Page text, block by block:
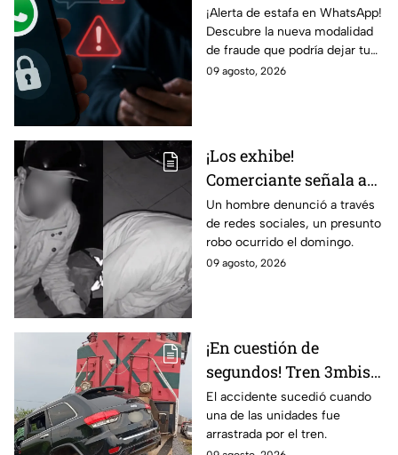
revisión”? Este mensaje
podría dejarte
vulnerable ante
ESTAFAS si no tienes
¡Alerta de estafa en WhatsApp!
Descubre la nueva modalidad
de fraude que podría dejar tu
cuenta vulnerable. ¡No te
09 agosto, 2026
¡Los exhibe!
Comerciante señala a
dos hombres de un
presunto robo a un
negocio en León
Un hombre denunció a través
de redes sociales, un presunto
robo ocurrido el domingo.
09 agosto, 2026
¡En cuestión de
segundos! Tren 3mbiste
una camioneta en
Guanajuato; este fue el
saldo de las víct1mas
El accidente sucedió cuando
una de las unidades fue
arrastrada por el tren.